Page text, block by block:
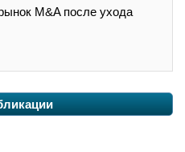
M&A после ухода